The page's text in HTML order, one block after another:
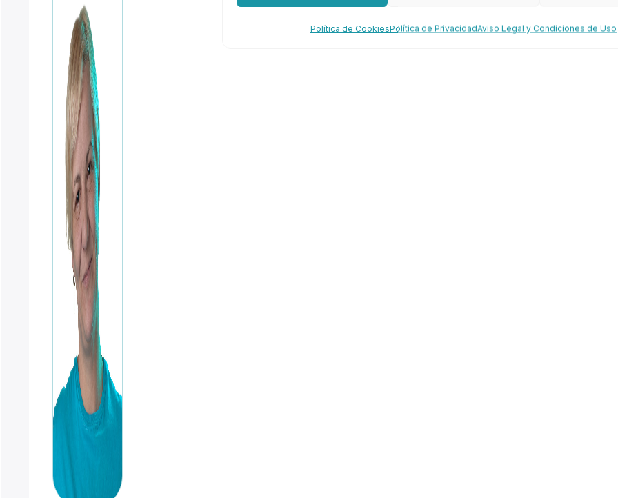
Política de CookiesPolítica de PrivacidadAviso Legal y Condiciones de Uso
Cable
15'
BLK
cantidad